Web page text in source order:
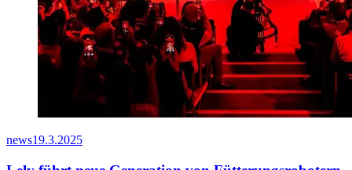
news19.3.2025